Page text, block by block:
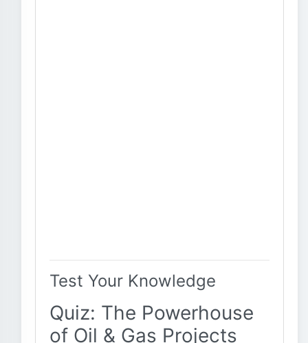
Test Your Knowledge
Quiz: The Powerhouse
of Oil & Gas Projects